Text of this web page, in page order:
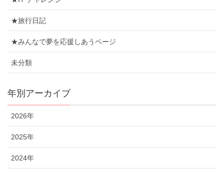
★旅行日記
★みんなで夢を応援しあうページ
未分類
年別アーカイブ
2026年
2025年
2024年